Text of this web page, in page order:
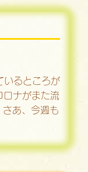
いるところが
ロナがまた流
あ、今週も